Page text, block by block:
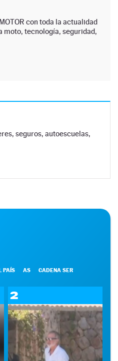
con toda la actualidad
moto, tecnología, seguridad,
seguros, autoescuelas,
PAÍS AS CADENA SER
2